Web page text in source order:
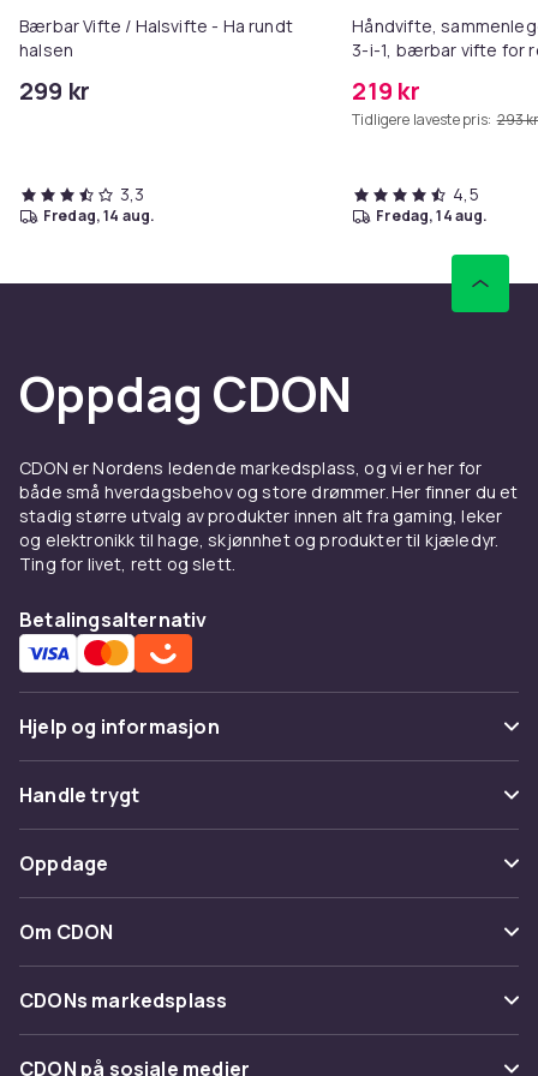
Bærbar Vifte / Halsvifte - Ha rundt
halsen
299 kr
3,3
fredag, 14 aug.
Håndvifte,
3-i-1, bærbar vifte for
219 kr
Tidligere laveste pris: 293
4,5
fredag, 14 aug.
Oppdag CDON
CDON er Nordens ledende markedsplass, og vi er her for
både små hverdagsbehov og store drømmer. Her finner du et
stadig større utvalg av produkter innen alt fra gaming, leker
og elektronikk til hage, skjønnhet og produkter til kjæledyr.
Ting for livet, rett og slett.
Betalingsalternativ
Hjelp og informasjon
Vanlige spørsmål
Spor pakke
Angre & returner her
Kontakt oss
Handle trygt
Betaling
Levering
Tilbakekallinger
Oppdage
Kategorier
Varemerker
Om CDON
Om oss
Kundeanmeldelser
CDONs markedsplass
Merchant Help Center
CDON på sosiale medier